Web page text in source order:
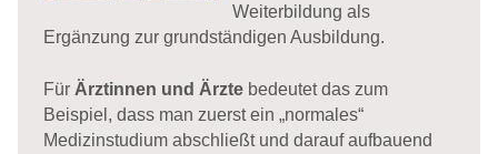
Weiterbildung als
Ergänzung zur grundständigen Ausbildung.
Für Ärztinnen und Ärztebedeutet das zum
Beispiel, dass man zuerst ein „normales“
Medizinstudium abschließt und darauf aufbauend